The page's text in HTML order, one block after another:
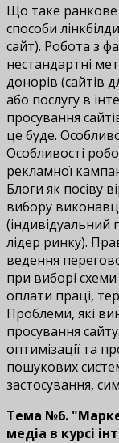
Що таке ранкове
способи
сайт). Робота з
нестандартні
донорів (сайтів
або послугу в
просування
це буде.
Особливості
рекламної
Блоги як посіву
вибору
(індивідуальний
лідер ринку).
ведення
при виборі
оплати праці,
Проблеми, які
просування
оптимізації та
пошукових
застосування,
Тема №6.
медіа в курсі